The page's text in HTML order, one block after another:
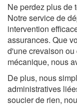
Ne perdez plus de
Notre service de
intervention
assurances. Que
d'une crevaison
mécanique, nous
De plus, nous
administratives
soucier de rien,